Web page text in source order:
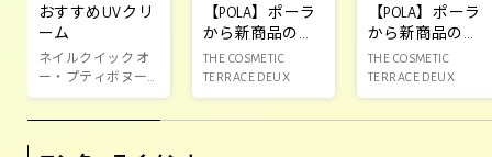
おすすめUVクリ
ーム
ネイルクイック オ
ー・プティボヌー
ル
【POLA】ポーラ
から新商品のお
知らせ‼️
THE COSMETIC
TERRACE DEUX
【POLA】ポーラ
から新商品のお
知らせ‼️
THE COSMETIC
TERRACE DEUX